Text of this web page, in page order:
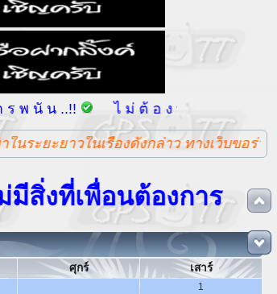
พ นั น ..!! ไ ม่ ต้ อ ง พ ย า ย า ม ติ ด
าวในเรื่องดังกล่าว ทางเว็บขอร่วมรณ
ที่เพื่อนต้องการ เมื่อเ
»
ศุกร์ เสาร์
1